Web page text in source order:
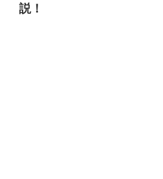
説！